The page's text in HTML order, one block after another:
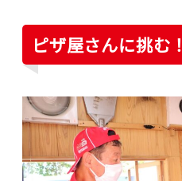
ピザ屋さんに挑む！